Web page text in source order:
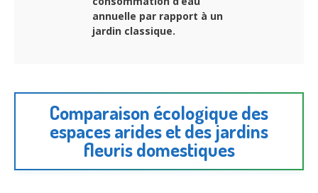
annuelle par rapport à un
jardin classique.
Comparaison écologique des
espaces arides et des jardins
fleuris domestiques